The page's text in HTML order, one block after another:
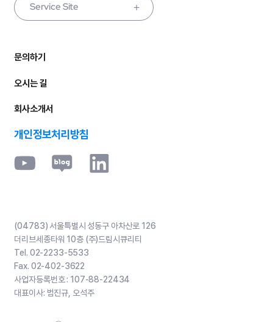
문의하기
오시는 길
회사소개서
개인정보처리방침
(04783) 서울특별시 성동구 아차산로 126
더리브세종타워 10층 (주)드림시큐리티
Tel. 02-2233-5533
Fax. 02-402-3622
사업자등록번호 : 107-88-22434
대표이사: 범진규, 오석주
Service Site